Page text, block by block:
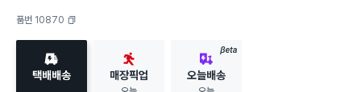
품번 10870
택배배송 매장픽업
BETA
오늘배송